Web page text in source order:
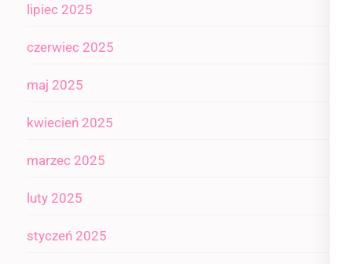
lipiec 2025
czerwiec 2025
maj 2025
kwiecień 2025
marzec 2025
luty 2025
styczeń 2025